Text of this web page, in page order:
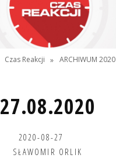
Czas Reakcji » ARCHIWUM 2020
27.08.2020
2020-08-27
SŁAWOMIR ORLIK